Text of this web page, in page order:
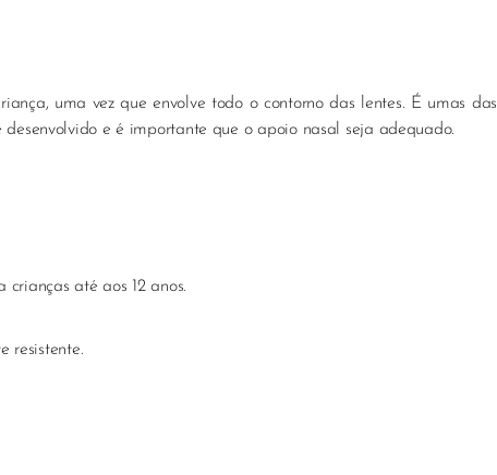
uma vez que envolve todo o contorno das lentes. É umas das
e é importante que o apoio nasal seja adequado.
até aos 12 anos.
resistente.